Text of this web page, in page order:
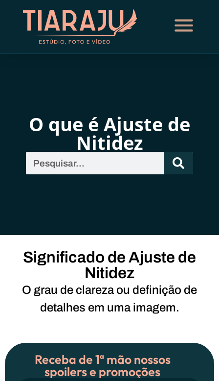
O que é Ajuste de
Nitidez
Significado de Ajuste de
Nitidez
O grau de clareza ou definição de
detalhes em uma imagem.
Receba de 1ª mão nossos
spoilers e promoções